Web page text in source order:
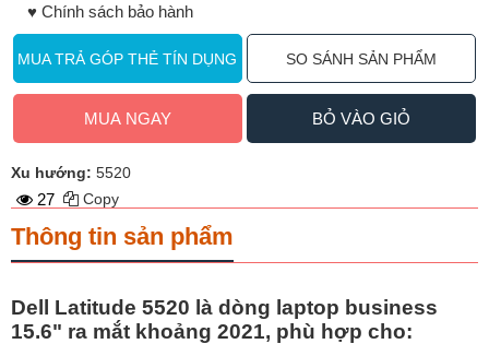
♥️ Chính sách bảo hành
MUA TRẢ GÓP THẺ TÍN DỤNG SO SÁNH SẢN PHẨM
MUA NGAY BỎ VÀO GIỎ
Xu hướng: 5520
27 Copy
Thông tin sản phẩm
Dell Latitude 5520 là dòng laptop business
15.6" ra mắt khoảng 2021, phù hợp cho: